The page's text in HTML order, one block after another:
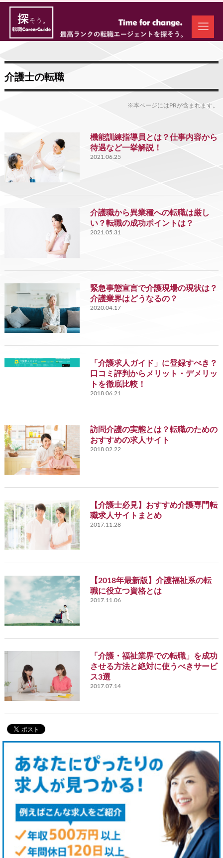
介護士の転職
※本ページにはPRが含まれます。
機能訓練指導員とは？仕事内容から
待遇など一挙解説！
2021.06.25
介護職から異業種への転職は厳し
い？転職の成功ポイントは？
2021.05.31
緊急事態宣言で介護現場の現状は？
介護業界はどうなるの？
2020.04.17
「介護求人ガイド」に登録すべき？
口コミ評判からメリット・デメリッ
トを徹底比較！
2018.06.21
訪問介護の実態とは？転職のための
おすすめの求人サイト
2018.02.22
【介護士必見】おすすめ介護専門転
職求人サイトまとめ
2017.11.28
【2018年最新版】介護福祉系の転
職に役立つ資格とは
2017.11.06
「介護・福祉業界での転職」を成功
させる方法と絶対に使うべきサービ
ス3選
2017.07.14